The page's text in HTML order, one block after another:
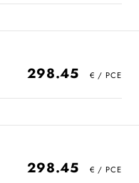
298.45
298.45